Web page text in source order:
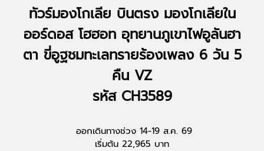
ทัวร์มองโกเลีย บินตรง มองโกเลียใน
ออร์ดอส โฮฮอท อุทยานภูเขาไฟอูลันฮา
ตา ขี่อูฐชมทะเลทรายร้องเพลง 6 วัน 5
คืน VZ
รหัส CH3589
ออกเดินทางช่วง 14-19 ส.ค. 69
เริ่มต้น 22,965 บาท